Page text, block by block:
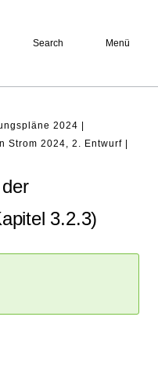
Search Menü
2024
Strom 2024, 2. Entwurf
3.2.3)